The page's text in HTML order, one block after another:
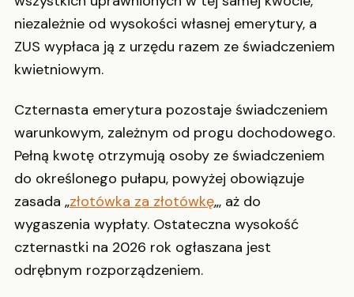
niezależnie od wysokości własnej emerytury, a
ZUS wypłaca ją z urzędu razem ze świadczeniem
kwietniowym.
Czternasta emerytura pozostaje świadczeniem
warunkowym, zależnym od progu dochodowego.
Pełną kwotę otrzymują osoby ze świadczeniem
do określonego pułapu, powyżej obowiązuje
zasada „złotówka za złotówkę„, aż do
wygaszenia wypłaty. Ostateczna wysokość
czternastki na 2026 rok ogłaszana jest
odrębnym rozporządzeniem.